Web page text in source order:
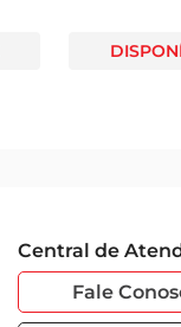
Central de
Fale